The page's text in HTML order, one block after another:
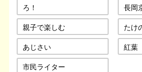
ろ！
長岡
親子で楽しむ
たけ
あじさい
紅葉
市民ライター